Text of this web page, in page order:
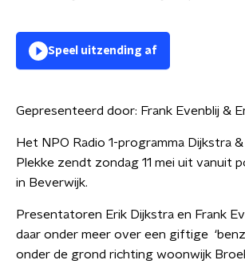
Speel uitzending af
Gepresenteerd door: Frank Evenblij &
Het NPO Radio 1-programma Dijkstra
Plekke zendt zondag 11 mei uit vanuit
in Beverwijk.
Presentatoren Erik Dijkstra en Frank
daar onder meer over een giftige
onder de grond richting woonwijk